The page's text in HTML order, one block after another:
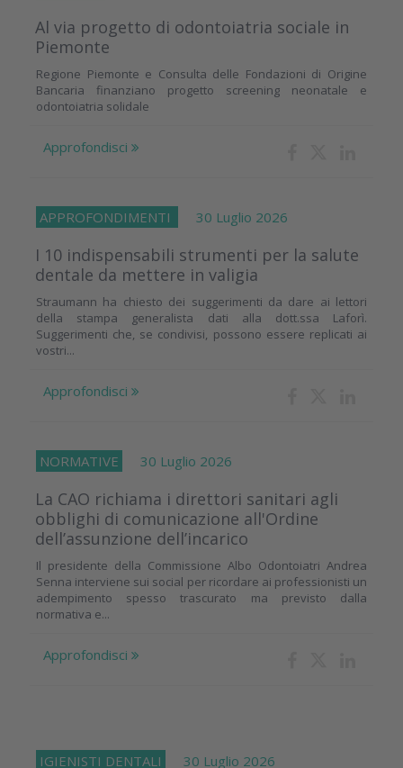
Al via progetto di odontoiatria sociale in
Piemonte
Regione Piemonte e Consulta delle Fondazioni di Origine
Bancaria finanziano progetto screening neonatale e
odontoiatria solidale
Approfondisci
APPROFONDIMENTI 30 Luglio 2026
I 10 indispensabili strumenti per la salute
dentale da mettere in valigia
Straumann ha chiesto dei suggerimenti da dare ai lettori
della stampa generalista dati alla dott.ssa Laforì.
Suggerimenti che, se condivisi, possono essere replicati ai
vostri...
Approfondisci
NORMATIVE 30 Luglio 2026
La CAO richiama i direttori sanitari agli
obblighi di comunicazione all'Ordine
dell’assunzione dell’incarico
Il presidente della Commissione Albo Odontoiatri Andrea
Senna interviene sui social per ricordare ai professionisti un
adempimento spesso trascurato ma previsto dalla
normativa e...
Approfondisci
IGIENISTI DENTALI 30 Luglio 2026